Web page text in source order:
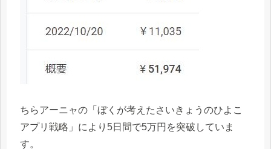
ちらアーニャの「ぼくが考えたさいきょうのひよこ
アプリ戦略」により5日間で5万円を突破していま
す。